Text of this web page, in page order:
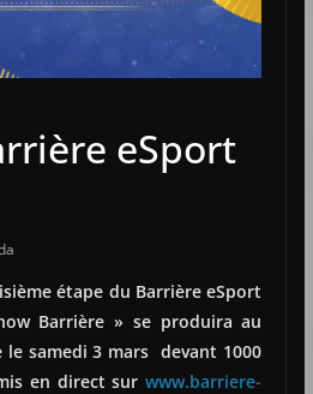
eSport
étape du Barrière eSport
Barrière » se produira au
le samedi 3 mars devant 1000
en direct surwww.barriere-